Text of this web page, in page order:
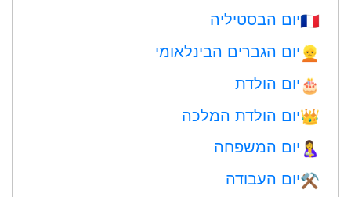
🇫🇷יום הבסטיליה
👱 יום הגברים הבינלאומי
🎂 יום הולדת
👑יום הולדת המלכה
🤱 יום המשפחה
⚒️יום העבודה